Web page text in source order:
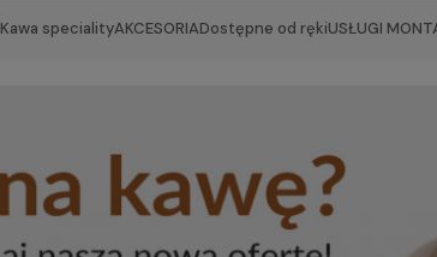
Kawa specialityAKCESORIADostępne od rękiUSŁUGI